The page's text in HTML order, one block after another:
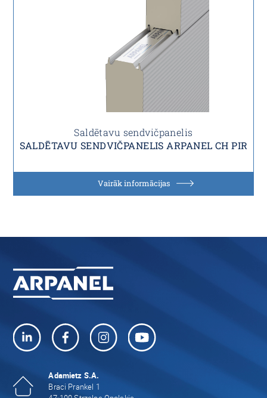
Saldētavu sendvičpanelis
SALDĒTAVU SENDVIČPANELIS ARPANEL CH PIR
Vairāk informācijas
Adamietz S.A.
Braci Prankel 1